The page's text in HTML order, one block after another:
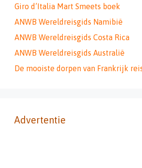
Giro d’Italia Mart Smeets boek
ANWB Wereldreisgids Namibië
ANWB Wereldreisgids Costa Rica
ANWB Wereldreisgids Australië
De mooiste dorpen van Frankrijk
Advertentie